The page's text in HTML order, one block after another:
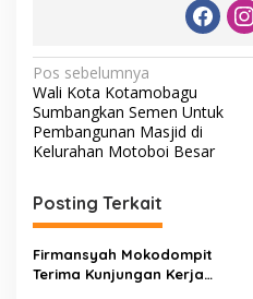
N
a
v
g
a
s
Pos sebelumnya
Wali Kota Kotamobagu
Sumbangkan Semen Untuk
Pembangunan Masjid di
Kelurahan Motoboi Besar
Posting Terkait
Firmansyah Mokodompit
Terima Kunjungan Kerja